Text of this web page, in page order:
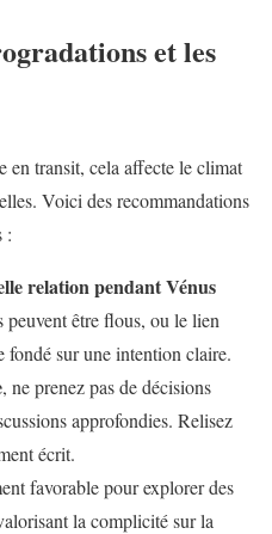
et les
en transit, cela affecte le climat
Voici des recommandations
:
relation pendant Vénus
peuvent être flous, ou le lien
fondé sur une intention claire.
, ne prenez pas de décisions
approfondies. Relisez
écrit.
favorable pour explorer des
la complicité sur la